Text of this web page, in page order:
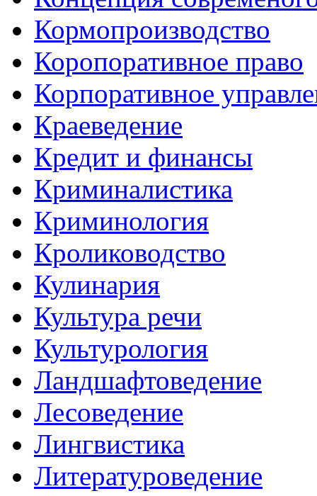
Кормопроизводство
Коропоративное право
Корпоративное
Краеведение
Кредит и финансы
Криминалистика
Криминология
Кролиководство
Кулинария
Культура речи
Культурология
Ландшафтоведение
Лесоведение
Лингвистика
Литературоведение